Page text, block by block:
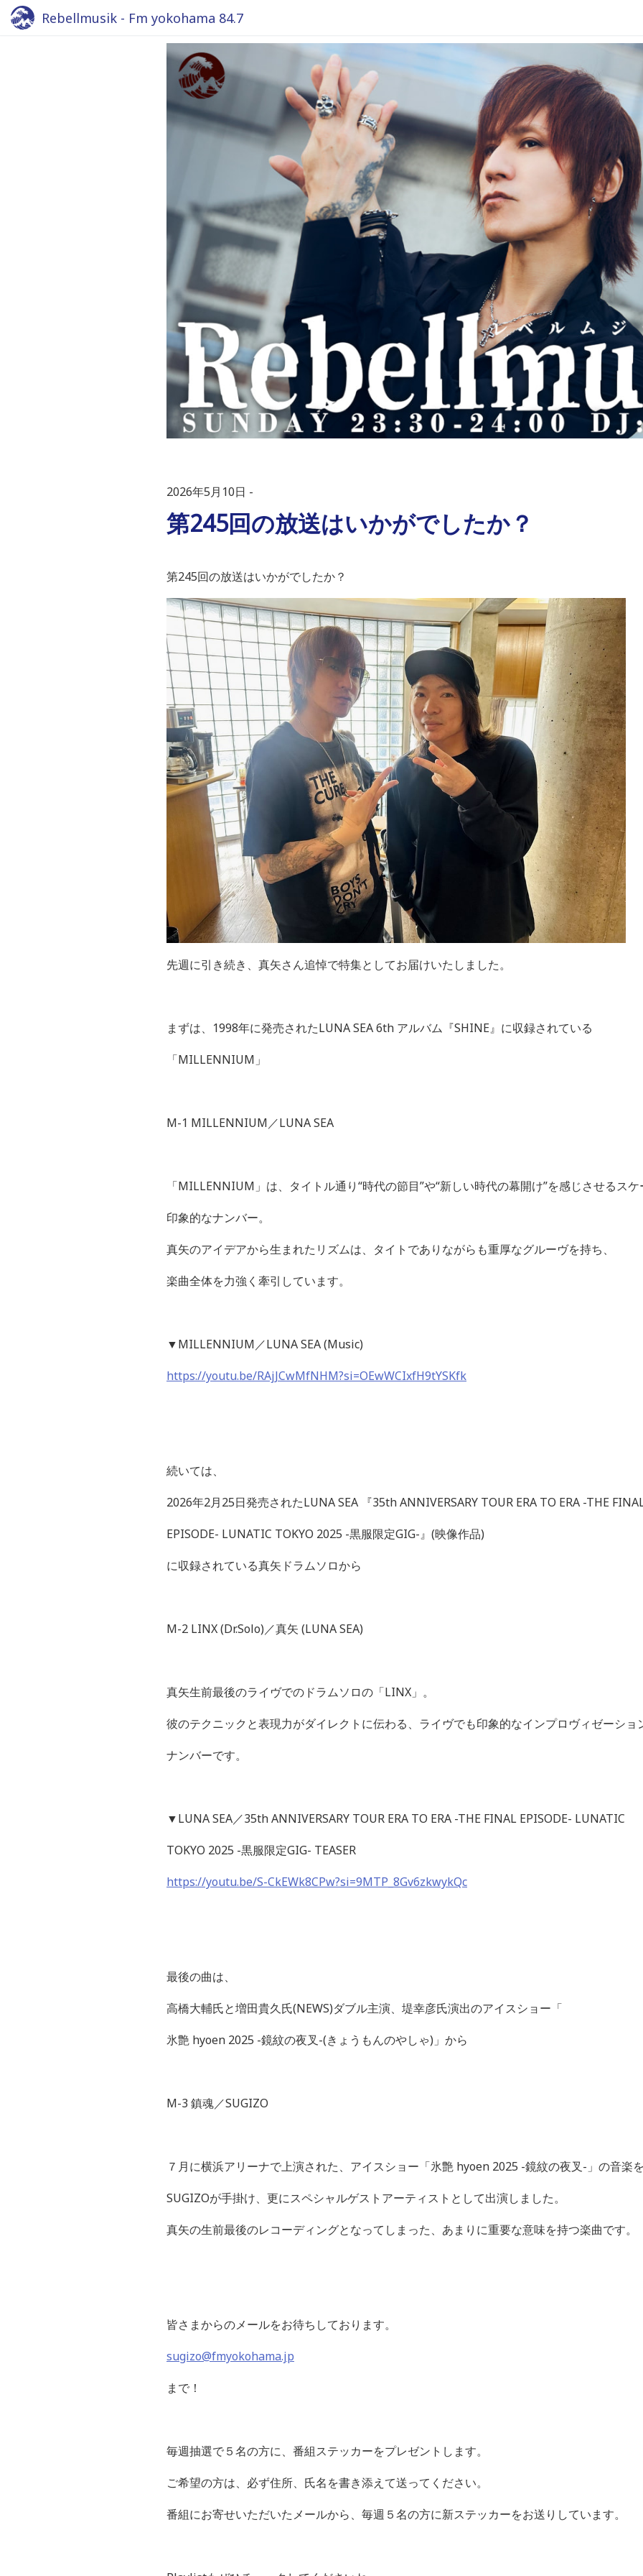
Rebellmusik - Fm yokohama 84.7
2026年5月10日
第245回の放送はいかがでしたか？
第245回の放送はいかがでしたか？
先週に引き続き、真矢さん追悼で特集としてお届けいたしました。
まずは、 1998年に発売されたLUNA SEA 6th アルバム『SHINE』に収録されている
「MILLENNIUM 」
M-1 MILLENNIUM／LUNA SEA
「MILLENNIUM 」は、タイトル通り“時代の節目”や“新しい時代の幕開け”を感じさせるス
印象的なナンバー。
真矢のアイデアから生まれたリズムは、タイトでありながらも重厚なグルーヴを持ち、
楽曲全体を力強く牽引しています。
▼MILLENNIUM／LUNA SEA (Music)
https://youtu.be/RAjJCwMfNHM?si=OEwWCIxfH9tYSKfk
続いては、
2026年2月25日発売されたLUNA SEA 『35th ANNIVERSARY TOUR ERA TO ERA -THE
EPISODE- LUNATIC TOKYO 2025 -黒服限定GIG-』 (映像作品)
に収録されている真矢ドラムソロから
M-2 LINX (Dr.Solo)／真矢 (LUNA SEA)
真矢生前最後のライヴでのドラムソロの「LINX 」。
彼のテクニックと表現力がダイレクトに伝わる、ライヴでも印象的なインプロヴィゼーショ
ナンバーです。
▼LUNA SEA／35th ANNIVERSARY TOUR ERA TO ERA -THE FINAL EPISODE- LUNATIC
TOKYO 2025 -黒服限定GIG- TEASER
https://youtu.be/S-CkEWk8CPw?si=9MTP_8Gv6zkwykQc
最後の曲は、
高橋大輔氏と増田貴久氏(NEWS)ダブル主演、堤幸彦氏演出のアイスショー「
氷艶 hyoen 2025 -鏡紋の夜叉-(きょうもんのやしゃ) 」から
M-3 鎮魂／SUGIZO
７月に横浜アリーナで上演された、アイスショー「氷艶 hyoen 2025 -鏡紋の夜叉- 」の音楽
SUGIZOが手掛け、更にスペシャルゲストアーティストとして出演しました。
真矢の生前最後のレコーディングとなってしまった、あまりに重要な意味を持つ楽曲です。
皆さまからのメールをお待ちしております。
sugizo@fmyokohama.jp
まで！
毎週抽選で５名の方に、番組ステッカーをプレゼントします。
ご希望の方は、必ず住所、氏名を書き添えて送ってください。
番組にお寄せいただいたメールから、毎週５名の方に新ステッカーをお送りしています。